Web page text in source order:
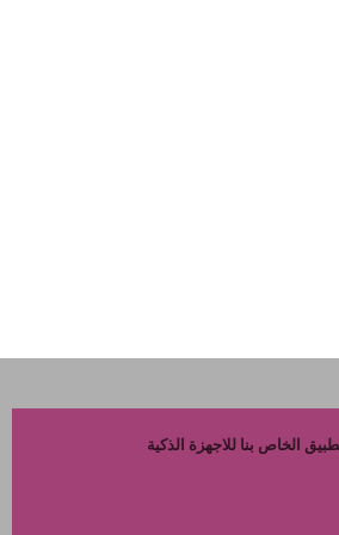
الخاص بنا للاجهزة الذكية